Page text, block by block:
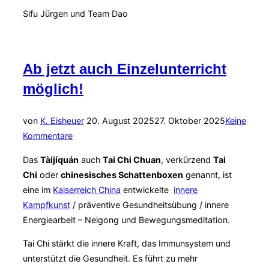
Sifu Jürgen und Team Dao
Ab jetzt auch Einzelunterricht
möglich!
von K. EisheuerVeröffentlicht
20. August 202527. Oktober 2025Keine
Kommentare
Das Tàijíquán auch Tai Chi Chuan, verkürzend Tai
Chi oder chinesisches Schattenboxen genannt, ist
eine im Kaiserreich China entwickelte innere
Kampfkunst / präventive Gesundheitsübung / innere
Energiearbeit – Neigong und Bewegungsmeditation.
Tai Chi stärkt die innere Kraft, das Immunsystem und
unterstützt die Gesundheit. Es führt zu mehr